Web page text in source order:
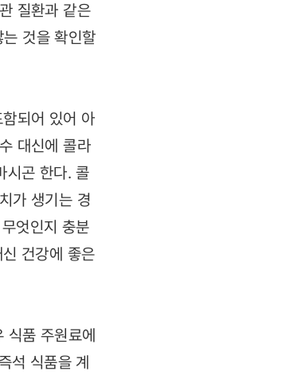
질환과 같은
것을 확인할
되어 있어 아
대신에 콜라
시곤 한다. 콜
가 생기는 경
엇인지 충분
건강에 좋은
식품 주원료에
석 식품을 계